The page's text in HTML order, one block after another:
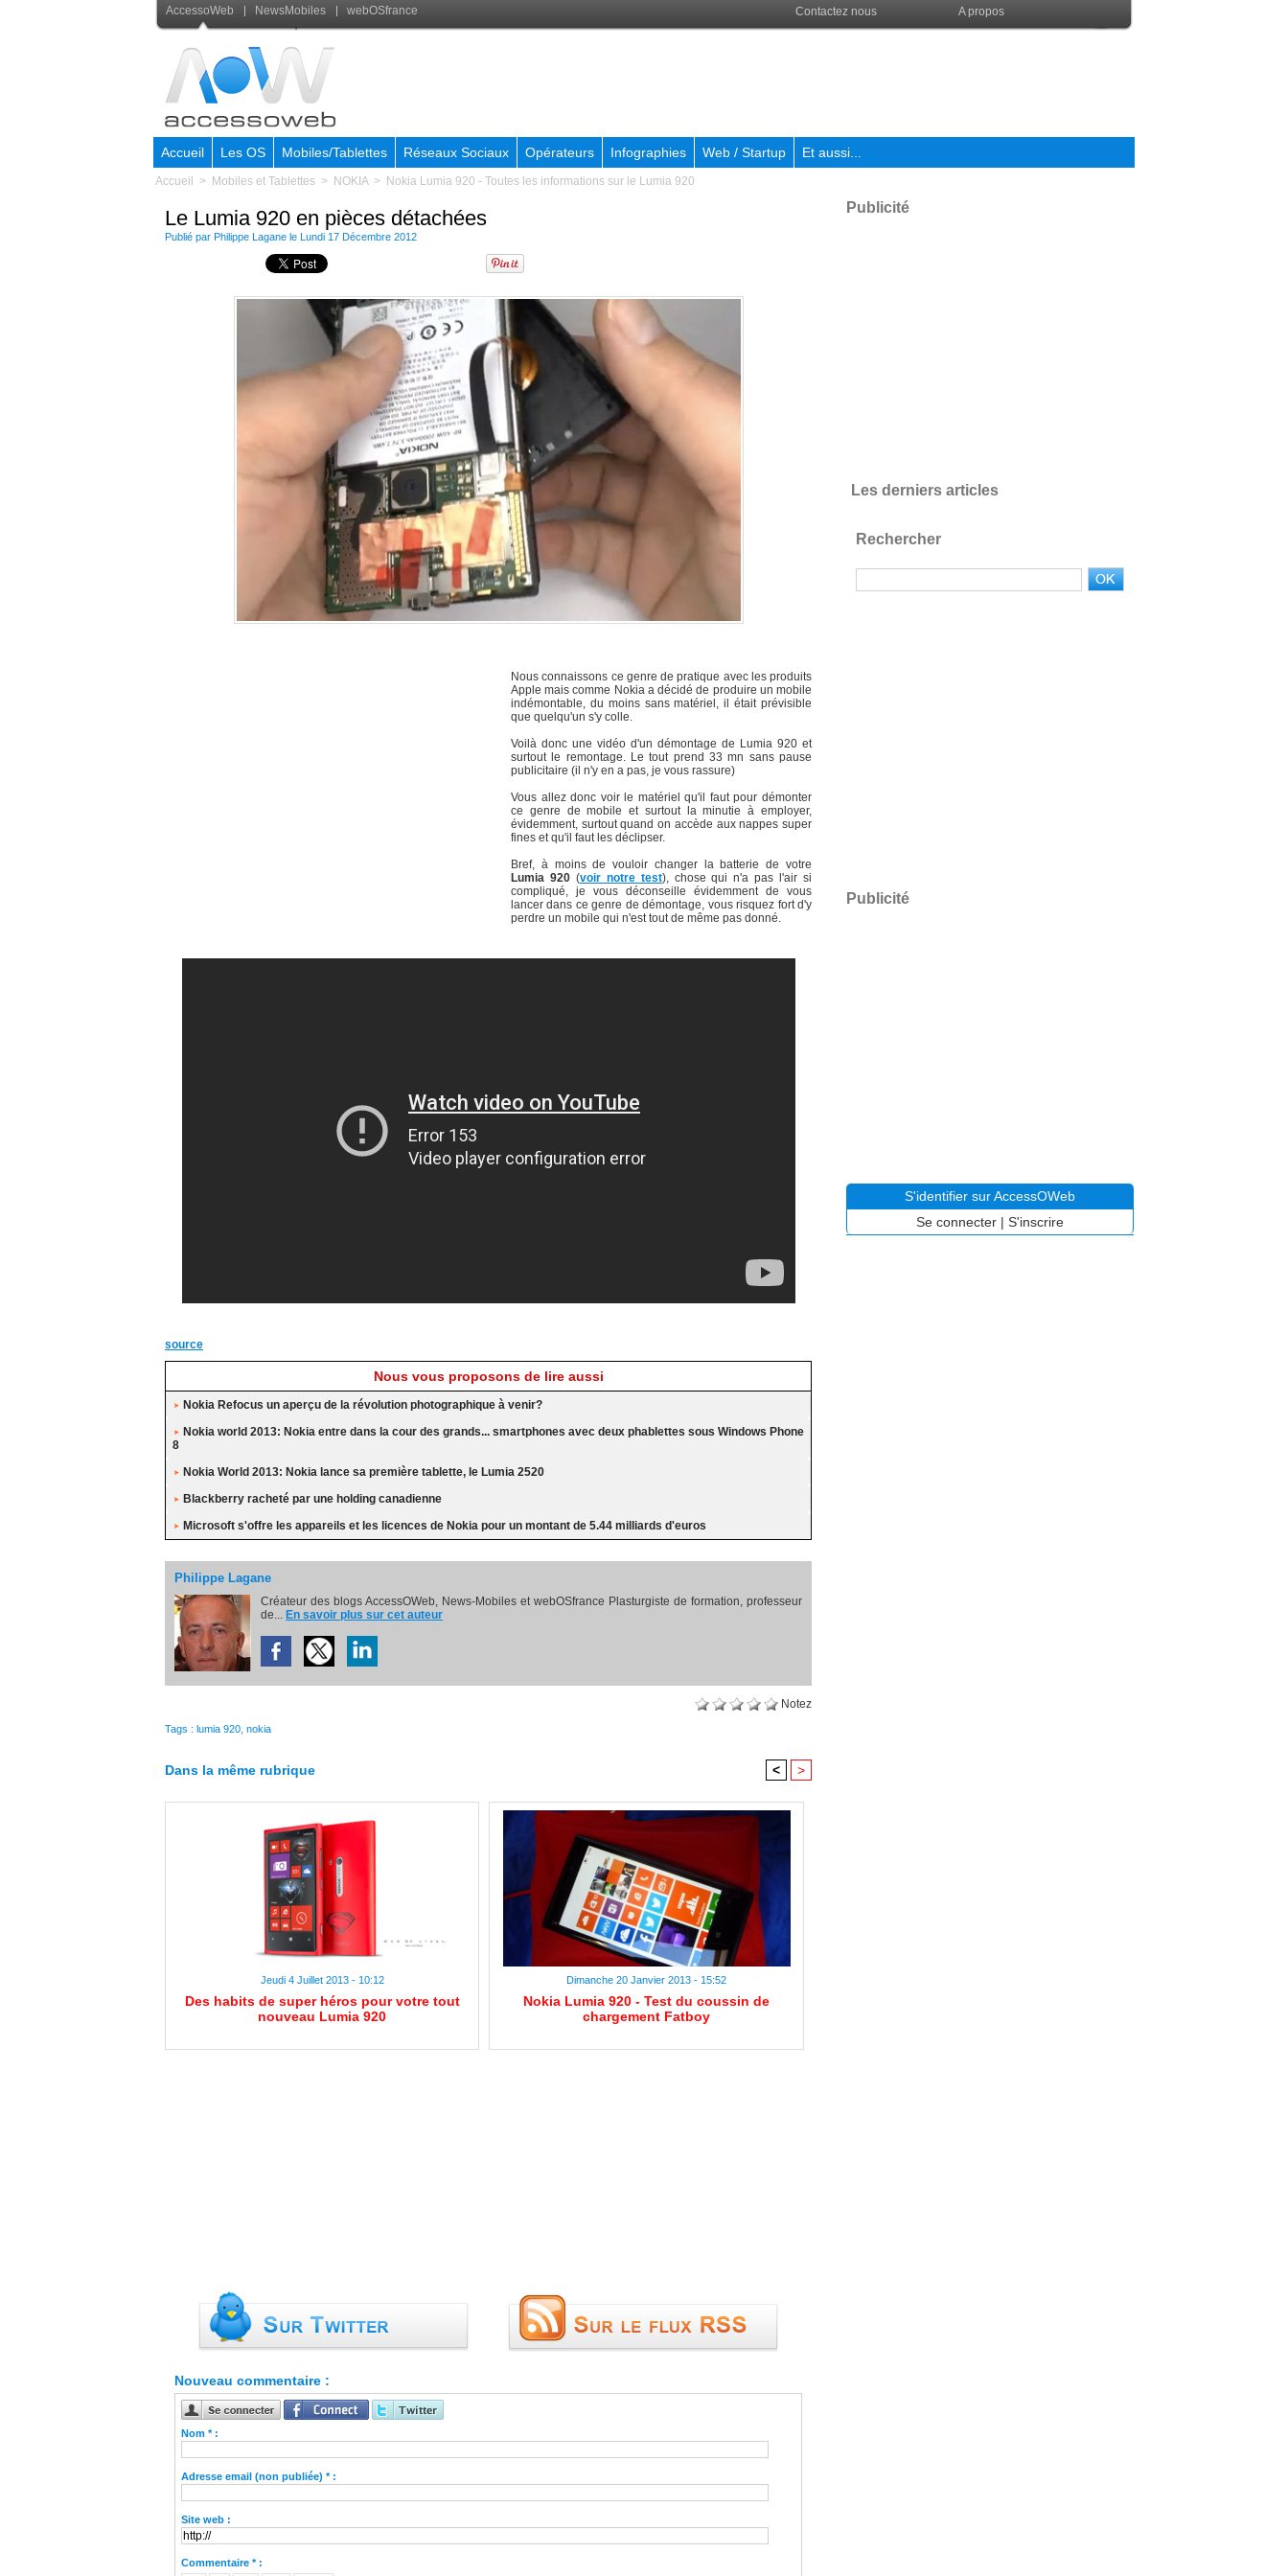
AccessoWeb NewsMobiles webOSfrance Contactez nous A propos
Accueil Les OS Mobiles/Tablettes Réseaux Sociaux Opérateurs Infographies Web / Startup Et aussi...
Accueil > Mobiles et Tablettes > NOKIA > Nokia Lumia 920 - Toutes les informations sur le Lumia 920
Le Lumia 920 en pièces détachées
Publié par Philippe Lagane le Lundi 17 Décembre 2012
Nous connaissons ce genre de pratique avec les produits
Apple mais comme Nokia a décidé de produire un mobile
indémontable, du moins sans matériel, il était prévisible
que quelqu'un s'y colle.
Voilà donc une vidéo d'un démontage de Lumia 920 et
surtout le remontage. Le tout prend 33 mn sans pause
publicitaire (il n'y en a pas, je vous rassure)
Vous allez donc voir le matériel qu'il faut pour démonter
ce genre de mobile et surtout la minutie à employer,
évidemment, surtout quand on accède aux nappes super
fines et qu'il faut les déclipser.
Bref, à moins de vouloir changer la batterie de votre
Lumia 920(voir notre test), chose qui n'a pas l'air si
compliqué, je vous déconseille évidemment de vous
lancer dans ce genre de démontage, vous risquez fort d'y
perdre un mobile qui n'est tout de même pas donné.
source
Nous vous proposons de lire aussi
Nokia Refocus un aperçu de la révolution photographique à venir?
Nokia world 2013: Nokia entre dans la cour des grands... smartphones avec deux phablettes sous Windows Phone
8
Nokia World 2013: Nokia lance sa première tablette, le Lumia 2520
Blackberry racheté par une holding canadienne
Microsoft s'offre les appareils et les licences de Nokia pour un montant de 5.44 milliards d'euros
Philippe Lagane
Créateur des blogs AccessOWeb, News-Mobiles et webOSfrance Plasturgiste de formation, professeur
de... En savoir plus sur cet auteur
Notez
Tags : lumia 920 nokia
Dans la même rubrique < >
Jeudi 4 Juillet 2013 - 10:12
Des habits de super héros pour votre tout
nouveau Lumia 920
Dimanche 20 Janvier 2013 - 15:52
Nokia Lumia 920 - Test du coussin de
chargement Fatboy
Nouveau commentaire :
Nom * :
Adresse email (non publiée) * :
Site web :
Commentaire * :
Publicité
Les derniers articles
Rechercher
Publicité
S'identifier sur AccessOWeb
Se connecter | S'inscrire